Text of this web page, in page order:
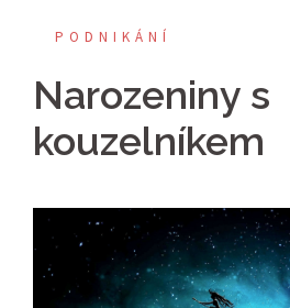
PODNIKÁNÍ
Narozeniny s
kouzelníkem